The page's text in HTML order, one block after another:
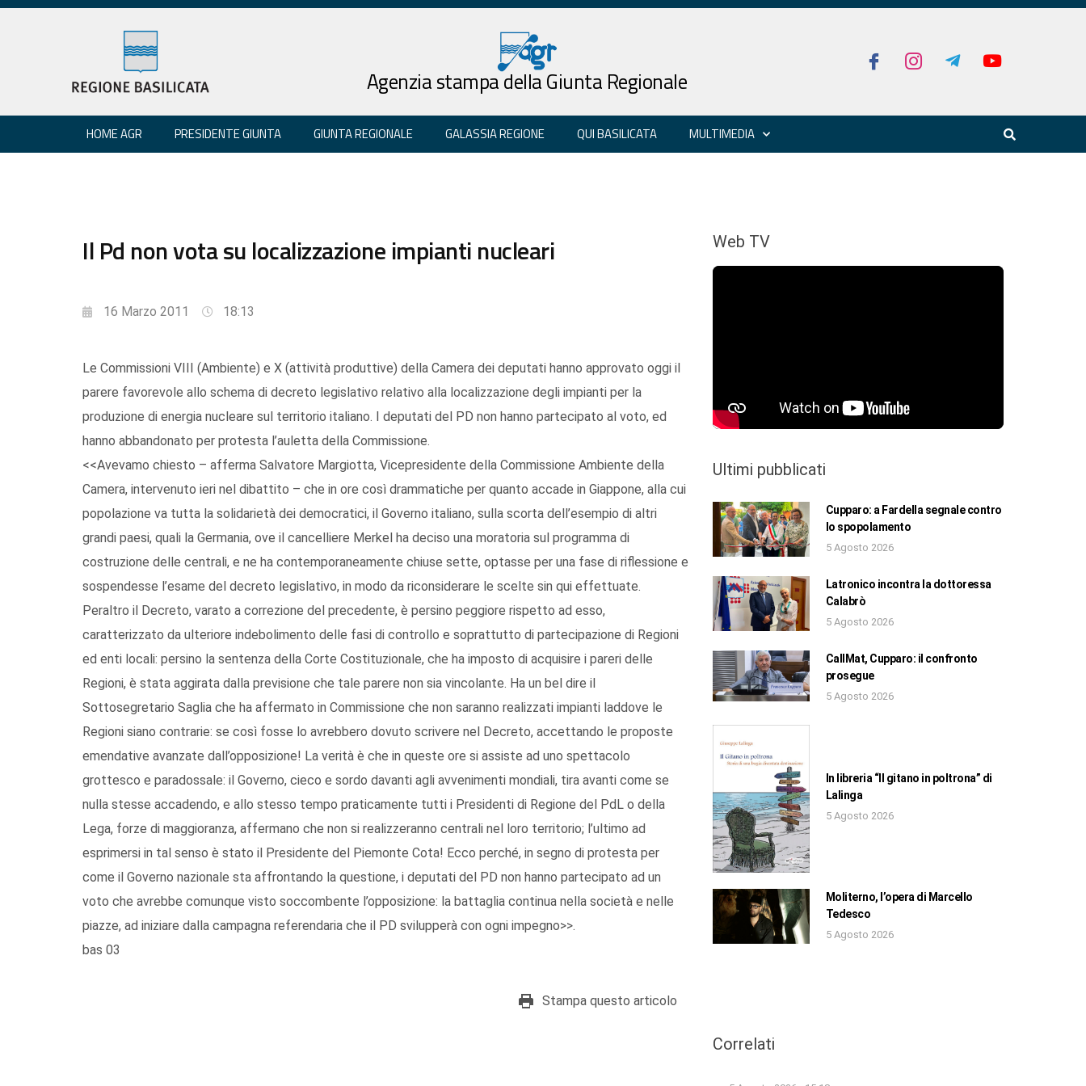
Agenzia stampa della Giunta Regionale
HOME AGR PRESIDENTE GIUNTA GIUNTA REGIONALE GALASSIA REGIONE QUI BASILICATA MULTIMEDIA
Il Pd non vota su localizzazione impianti nucleari
16 Marzo 2011 18:13
Le Commissioni VIII (Ambiente) e X (attività produttive) della Camera dei deputati hanno approvato oggi il
parere favorevole allo schema di decreto legislativo relativo alla localizzazione degli impianti per la
produzione di energia nucleare sul territorio italiano. I deputati del PD non hanno partecipato al voto, ed
hanno abbandonato per protesta l’auletta della Commissione.
<<Avevamo chiesto – afferma Salvatore Margiotta, Vicepresidente della Commissione Ambiente della
Camera, intervenuto ieri nel dibattito – che in ore così drammatiche per quanto accade in Giappone, alla cui
popolazione va tutta la solidarietà dei democratici, il Governo italiano, sulla scorta dell’esempio di altri
grandi paesi, quali la Germania, ove il cancelliere Merkel ha deciso una moratoria sul programma di
costruzione delle centrali, e ne ha contemporaneamente chiuse sette, optasse per una fase di riflessione e
sospendesse l’esame del decreto legislativo, in modo da riconsiderare le scelte sin qui effettuate.
Peraltro il Decreto, varato a correzione del precedente, è persino peggiore rispetto ad esso,
caratterizzato da ulteriore indebolimento delle fasi di controllo e soprattutto di partecipazione di Regioni
ed enti locali: persino la sentenza della Corte Costituzionale, che ha imposto di acquisire i pareri delle
Regioni, è stata aggirata dalla previsione che tale parere non sia vincolante. Ha un bel dire il
Sottosegretario Saglia che ha affermato in Commissione che non saranno realizzati impianti laddove le
Regioni siano contrarie: se così fosse lo avrebbero dovuto scrivere nel Decreto, accettando le proposte
emendative avanzate dall’opposizione! La verità è che in queste ore si assiste ad uno spettacolo
grottesco e paradossale: il Governo, cieco e sordo davanti agli avvenimenti mondiali, tira avanti come se
nulla stesse accadendo, e allo stesso tempo praticamente tutti i Presidenti di Regione del PdL o della
Lega, forze di maggioranza, affermano che non si realizzeranno centrali nel loro territorio; l’ultimo ad
esprimersi in tal senso è stato il Presidente del Piemonte Cota! Ecco perché, in segno di protesta per
come il Governo nazionale sta affrontando la questione, i deputati del PD non hanno partecipato ad un
voto che avrebbe comunque visto soccombente l’opposizione: la battaglia continua nella società e nelle
piazze, ad iniziare dalla campagna referendaria che il PD svilupperà con ogni impegno>>.
bas 03
Stampa questo articolo
Web TV
Ultimi pubblicati
Cupparo: a Fardella segnale contro
lo spopolamento
5 Agosto 2026
Latronico incontra la dottoressa
Calabrò
5 Agosto 2026
CallMat, Cupparo: il confronto
prosegue
5 Agosto 2026
In libreria “Il gitano in poltrona” di
Lalinga
5 Agosto 2026
Moliterno, l’opera di Marcello
Tedesco
5 Agosto 2026
Correlati